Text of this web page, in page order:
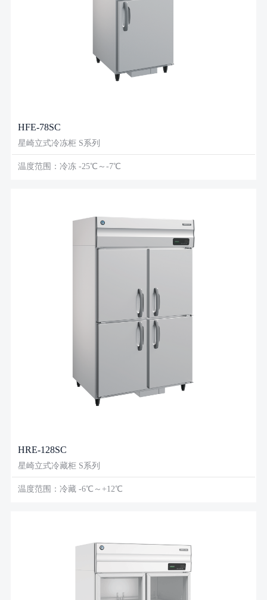
HFE-78SC
星崎立式冷冻柜 S系列
温度范围：冷冻 -25℃～-7℃
HRE-128SC
星崎立式冷藏柜 S系列
温度范围：冷藏 -6℃～+12℃